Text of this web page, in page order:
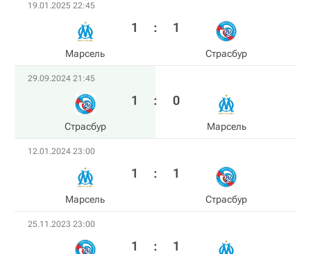
19.01.2025 22:45
Марсель
1 : 1
Страсбур
29.09.2024 21:45
Страсбур
1 : 0
Марсель
12.01.2024 23:00
Марсель
1 : 1
Страсбур
25.11.2023 23:00
1 : 1